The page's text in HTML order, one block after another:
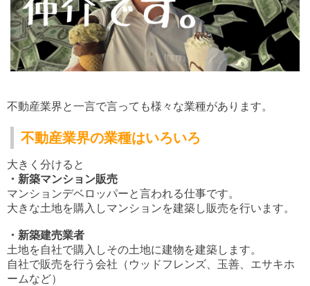
不動産業界と一言で言っても様々な業種があります。
不動産業界の業種はいろいろ
大きく分けると
・新築マンション販売
マンションデベロッパーと言われる仕事です。
大きな土地を購入しマンションを建築し販売を行います。
・新築建売業者
土地を自社で購入しその土地に建物を建築します。
自社で販売を行う会社（ウッドフレンズ、玉善、エサキホ
ームなど）